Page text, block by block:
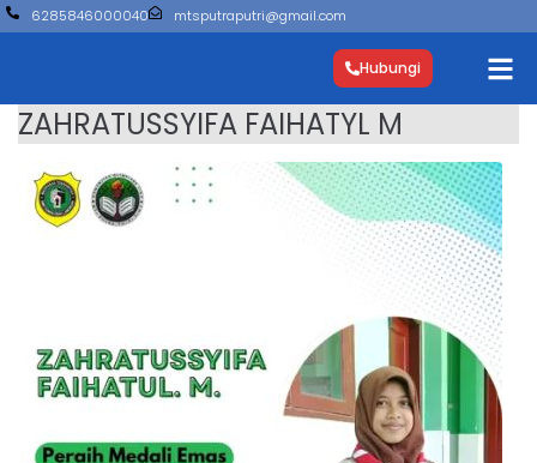
6285846000040 mtsputraputri@gmail.com
Hubungi
ZAHRATUSSYIFA FAIHATYL M